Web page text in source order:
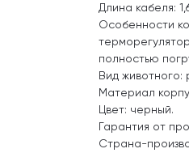
Длина кабеля:
Особенности
полностью
Вид животного:
Материал
Цвет: черный.
Гарантия от
Страна-